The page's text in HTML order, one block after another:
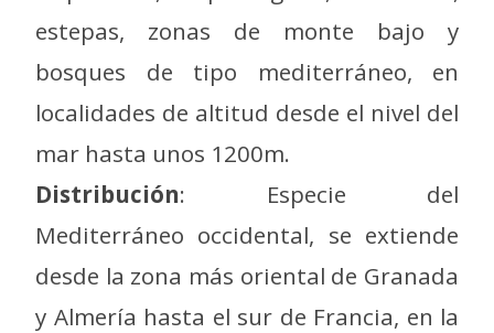
estepas, zonas de monte bajo y
bosques de tipo mediterráneo, en
localidades de altitud desde el nivel del
mar hasta unos 1200m.
Distribución: Especie del
Mediterráneo occidental, se extiende
desde la zona más oriental de Granada
y Almería hasta el sur de Francia, en la